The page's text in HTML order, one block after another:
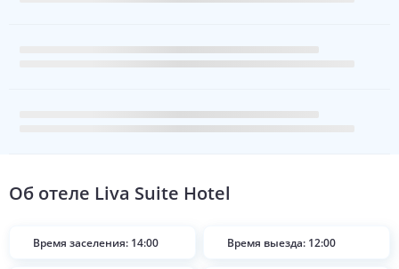
Об отеле Liva Suite Hotel
Время заселения: 14:00 Время выезда: 12:00